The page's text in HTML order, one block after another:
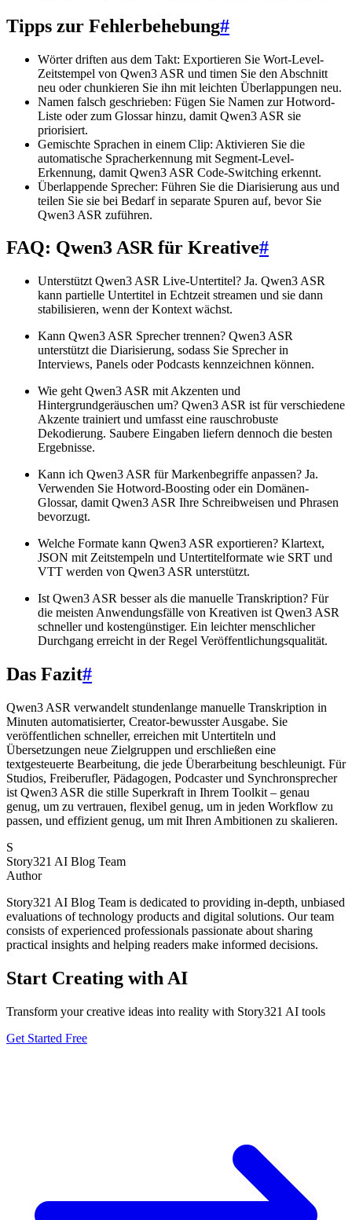
Tipps zur Fehlerbehebung#
Wörter driften aus dem Takt: Exportieren Sie Wort-Level-
Zeitstempel von Qwen3 ASR und timen Sie den Abschnitt
neu oder chunkieren Sie ihn mit leichten Überlappungen neu.
Namen falsch geschrieben: Fügen Sie Namen zur Hotword-
Liste oder zum Glossar hinzu, damit Qwen3 ASR sie
priorisiert.
Gemischte Sprachen in einem Clip: Aktivieren Sie die
automatische Spracherkennung mit Segment-Level-
Erkennung, damit Qwen3 ASR Code-Switching erkennt.
Überlappende Sprecher: Führen Sie die Diarisierung aus und
teilen Sie sie bei Bedarf in separate Spuren auf, bevor Sie
Qwen3 ASR zuführen.
FAQ: Qwen3 ASR für Kreative#
Unterstützt Qwen3 ASR Live-Untertitel? Ja. Qwen3 ASR
kann partielle Untertitel in Echtzeit streamen und sie dann
stabilisieren, wenn der Kontext wächst.
Kann Qwen3 ASR Sprecher trennen? Qwen3 ASR
unterstützt die Diarisierung, sodass Sie Sprecher in
Interviews, Panels oder Podcasts kennzeichnen können.
Wie geht Qwen3 ASR mit Akzenten und
Hintergrundgeräuschen um? Qwen3 ASR ist für verschiedene
Akzente trainiert und umfasst eine rauschrobuste
Dekodierung. Saubere Eingaben liefern dennoch die besten
Ergebnisse.
Kann ich Qwen3 ASR für Markenbegriffe anpassen? Ja.
Verwenden Sie Hotword-Boosting oder ein Domänen-
Glossar, damit Qwen3 ASR Ihre Schreibweisen und Phrasen
bevorzugt.
Welche Formate kann Qwen3 ASR exportieren? Klartext,
JSON mit Zeitstempeln und Untertitelformate wie SRT und
VTT werden von Qwen3 ASR unterstützt.
Ist Qwen3 ASR besser als die manuelle Transkription? Für
die meisten Anwendungsfälle von Kreativen ist Qwen3 ASR
schneller und kostengünstiger. Ein leichter menschlicher
Durchgang erreicht in der Regel Veröffentlichungsqualität.
Das Fazit#
Qwen3 ASR verwandelt stundenlange manuelle Transkription in
Minuten automatisierter, Creator-bewusster Ausgabe. Sie
veröffentlichen schneller, erreichen mit Untertiteln und
Übersetzungen neue Zielgruppen und erschließen eine
textgesteuerte Bearbeitung, die jede Überarbeitung beschleunigt. Für
Studios, Freiberufler, Pädagogen, Podcaster und Synchronsprecher
ist Qwen3 ASR die stille Superkraft in Ihrem Toolkit – genau
genug, um zu vertrauen, flexibel genug, um in jeden Workflow zu
passen, und effizient genug, um mit Ihren Ambitionen zu skalieren.
S
Story321 AI Blog Team
Author
Story321 AI Blog Team is dedicated to providing in-depth, unbiased
evaluations of technology products and digital solutions. Our team
consists of experienced professionals passionate about sharing
practical insights and helping readers make informed decisions.
Start Creating with AI
Transform your creative ideas into reality with Story321 AI tools
Get Started Free